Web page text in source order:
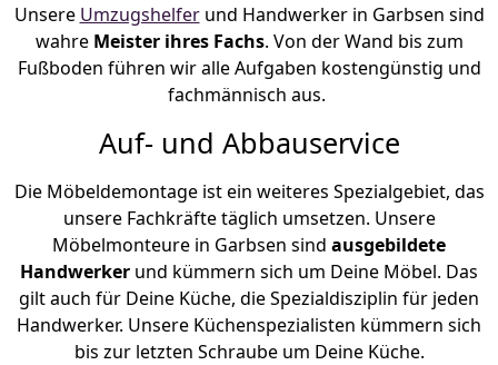
Unsere Umzugshelferund Handwerker in Garbsen sind
wahre Meister ihres Fachs. Von der Wand bis zum
Fußboden führen wir alle Aufgaben kostengünstig und
fachmännisch aus.
Auf- und Abbauservice
Die Möbeldemontage ist ein weiteres Spezialgebiet, das
unsere Fachkräfte täglich umsetzen. Unsere
Möbelmonteure in Garbsen sind ausgebildete
Handwerker und kümmern sich um Deine Möbel. Das
gilt auch für Deine Küche, die Spezialdisziplin für jeden
Handwerker. Unsere Küchenspezialisten kümmern sich
bis zur letzten Schraube um Deine Küche.